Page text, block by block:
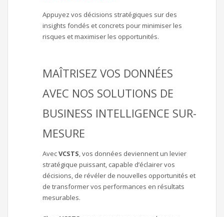
Appuyez vos décisions stratégiques sur des
insights fondés et concrets pour minimiser les
risques et maximiser les opportunités.
MAÎTRISEZ VOS DONNÉES
AVEC NOS SOLUTIONS DE
BUSINESS INTELLIGENCE SUR-
MESURE
AvecVCSTS, vos données deviennent un levier
stratégique puissant, capable d’éclairer vos
décisions, de révéler de nouvelles opportunités et
de transformer vos performances en résultats
mesurables.